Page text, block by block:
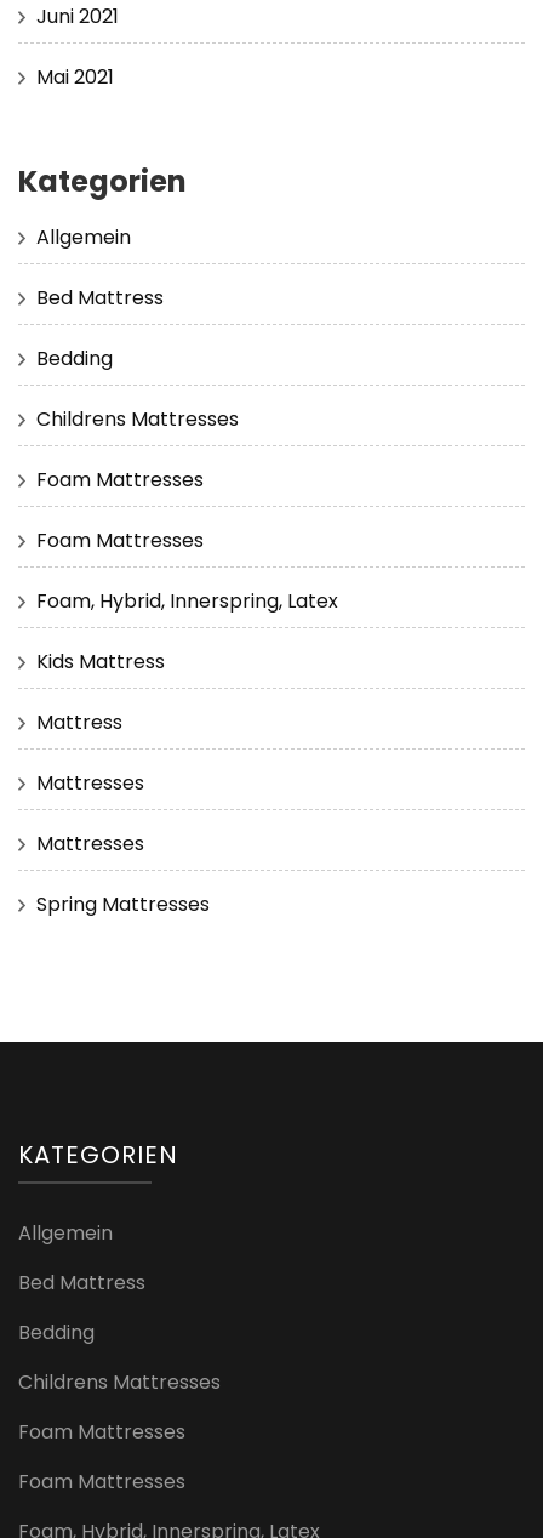
Juni 2021
Mai 2021
Kategorien
Allgemein
Bed Mattress
Bedding
Childrens Mattresses
Foam Mattresses
Foam Mattresses
Foam, Hybrid, Innerspring, Latex
Kids Mattress
Mattress
Mattresses
Mattresses
Spring Mattresses
KATEGORIEN
Allgemein
Bed Mattress
Bedding
Childrens Mattresses
Foam Mattresses
Foam Mattresses
Foam, Hybrid, Innerspring, Latex